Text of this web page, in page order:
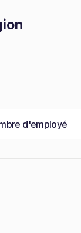
d'employé